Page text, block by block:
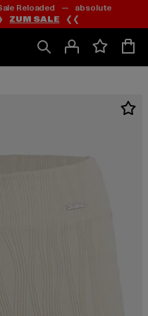
Reloaded — absolute
ZUM SALE ❮❮